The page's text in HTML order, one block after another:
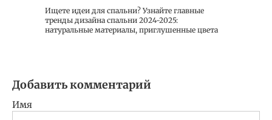
Ищете идеи для спальни? Узнайте главные
тренды дизайна спальни 2024-2025:
натуральные материалы, приглушенные цвета
Добавить комментарий
Имя